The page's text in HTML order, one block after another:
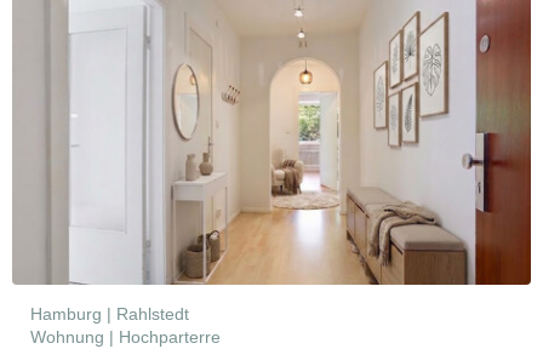
Hamburg | Rahlstedt
Wohnung | Hochparterre